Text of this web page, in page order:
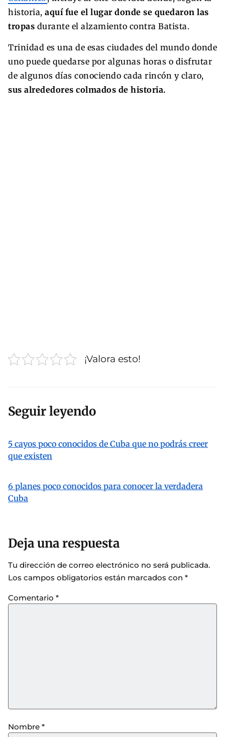
historia, aquí fue el lugar donde se quedaron las
tropas durante el alzamiento contra Batista.
Trinidad es una de esas ciudades del mundo donde
uno puede quedarse por algunas horas o disfrutar
de algunos días conociendo cada rincón y claro,
sus alrededores colmados de historia.
¡Valora esto!
Seguir leyendo
5 cayos poco conocidos de Cuba que no podrás creer
que existen
6 planes poco conocidos para conocer la verdadera
Cuba
Deja una respuesta
Tu dirección de correo electrónico no será publicada.
Los campos obligatorios están marcados con *
Comentario *
Nombre *